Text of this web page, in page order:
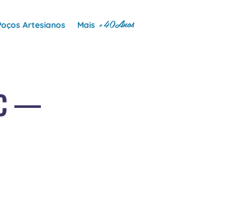
Artesianos Mais +40Anos
—